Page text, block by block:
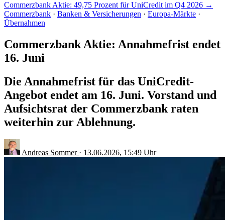
Commerzbank Aktie: 49,75 Prozent für UniCredit im Q4 2026 →
Commerzbank · Banken & Versicherungen · Europa-Märkte ·
Übernahmen
Commerzbank Aktie: Annahmefrist endet
16. Juni
Die Annahmefrist für das UniCredit-
Angebot endet am 16. Juni. Vorstand und
Aufsichtsrat der Commerzbank raten
weiterhin zur Ablehnung.
Andreas Sommer · 13.06.2026, 15:49 Uhr